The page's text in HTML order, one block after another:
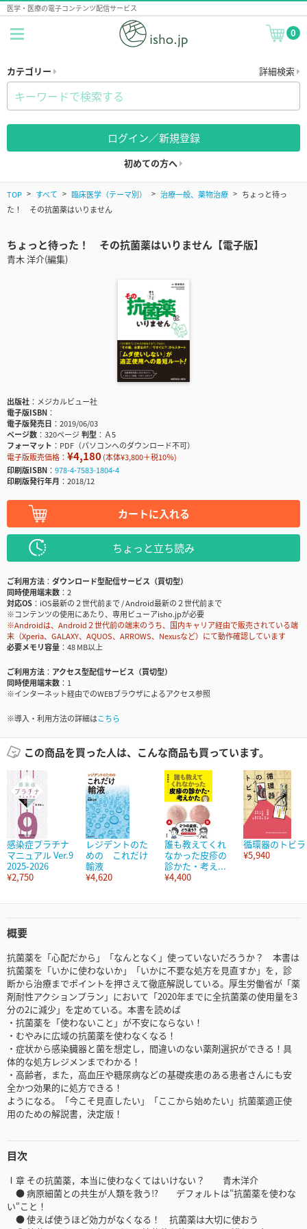
医学・医療の電子コンテンツ配信サービス
0
カテゴリー 詳細検索
ログイン／新規登録
初めての方へ
TOP すべて 臨床医学（テーマ別） 治療一般、薬物治療
ちょっと待っ
た！ その抗菌薬はいりません
ちょっと待った！ その抗菌薬はいりません【電子版】
青木 洋介(編集)
出版社
メジカルビュー社
電子版ISBN
電子版発売日
2019/06/03
ページ数
320ページ判型
Ａ5
フォーマット
PDF（パソコンへのダウンロード不可）
電子版販売価格： ¥4,180(本体¥3,800＋税10％)
印刷版ISBN
978-4-7583-1804-4
印刷版発行年月
2018/12
カートに入れる
ちょっと立ち読み
ご利用方法
ダウンロード型配信サービス（買切型）
同時使用端末数
2
対応OS
iOS最新の２世代前まで / Android最新の２世代前まで
※コンテンツの使用にあたり、専用ビューアisho.jpが必要
※Androidは、Android２世代前の端末のうち、国内キャリア経由で販売されている端
末（Xperia、GALAXY、AQUOS、ARROWS、Nexusなど）にて動作確認しています
必要メモリ容量
48 MB以上
ご利用方法
アクセス型配信サービス（買切型）
同時使用端末数
1
※インターネット経由でのWEBブラウザによるアクセス参照
※導入・利用方法の詳細はこちら
この商品を買った人は、こんな商品も買っています。
感染症プラチナ
マニュアル Ver.9
2025-2026
¥2,750
レジデントのた
めの これだけ
輸液
¥4,620
誰も教えてくれ
なかった皮疹の
診かた・考え...
¥4,400
循環器のトビラ
¥5,940
概要
抗菌薬を「心配だから」「なんとなく」使っていないだろうか？ 本書は
抗菌薬を「いかに使わないか」「いかに不要な処方を見直すか」を，診
断から治療までポイントを押さえて徹底解説している。厚生労働省が「薬
剤耐性アクションプラン」において「2020年までに全抗菌薬の使用量を3
分の2に減少」を定めている。本書を読めば
・抗菌薬を「使わないこと」が不安にならない！
・むやみに広域の抗菌薬を使わなくなる！
・症状から感染臓器と菌を想定し，間違いのない薬剤選択ができる！具
体的な処方レジメンまでわかる！
・高齢者，また，高血圧や糖尿病などの基礎疾患のある患者さんにも安
全かつ効果的に処方できる！
ようになる。「今こそ見直したい」「ここから始めたい」抗菌薬適正使
用のための解説書，決定版！
目次
Ⅰ章 その抗菌薬，本当に使わなくてはいけない？ 青木洋介
● 病原細菌との共生が人類を救う⁉ デフォルトは“抗菌薬を使わな
い“こと！
● 使えば使うほど効力がなくなる！ 抗菌薬は大切に使おう